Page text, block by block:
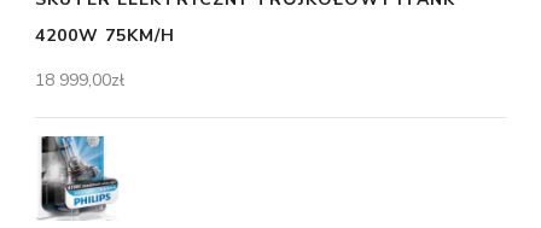
4200W 75KM/H
18 999,00zł